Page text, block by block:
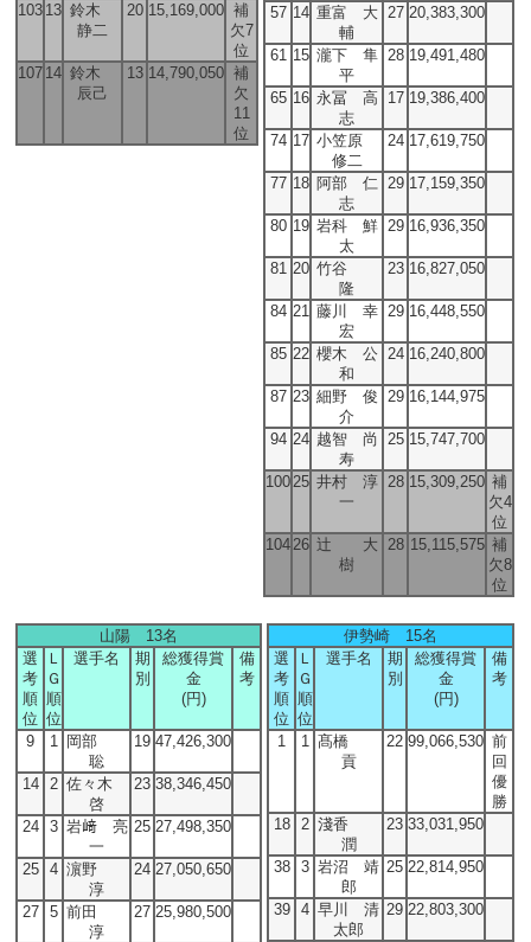
103 13 鈴木
静二
20 15,169,000 補
欠7
位
107 14 鈴木
辰己
13 14,790,050 補
欠
11
位
57 14 重富 大
輔
27 20,383,300
61 15 瀧下 隼
平
28 19,491,480
65 16 永冨 高
志
17 19,386,400
74 17 小笠原
修二
24 17,619,750
77 18 阿部 仁
志
29 17,159,350
80 19 岩科 鮮
太
29 16,936,350
81 20 竹谷
隆
23 16,827,050
84 21 藤川 幸
宏
29 16,448,550
85 22 櫻木 公
和
24 16,240,800
87 23 細野 俊
介
29 16,144,975
94 24 越智 尚
寿
25 15,747,700
10025 井村 淳
一
28 15,309,250 補
欠4
位
10426 辻 大
樹
28 15,115,575 補
欠8
位
山陽 13名
選
考
順
位
Ｌ
Ｇ
順
位
選手名
期
別
総獲得賞
金
(円)
備
考
9 1
岡部
聡
19 47,426,300
14 2 佐々木
啓
23 38,346,450
24 3 岩﨑 亮
一
25 27,498,350
25 4 濵野
淳
24 27,050,650
27 5 前田
淳
27 25,980,500
伊勢崎 15名
選
考
順
位
Ｌ
Ｇ
順
位
選手名
期
別
総獲得賞
金
(円)
備
考
1 1 髙橋
貢
22 99,066,530 前
回
優
勝
18
2 淺香
潤
23 33,031,950
38 3 岩沼 靖
郎
25 22,814,950
39 4 早川 清
太郎
29 22,803,300